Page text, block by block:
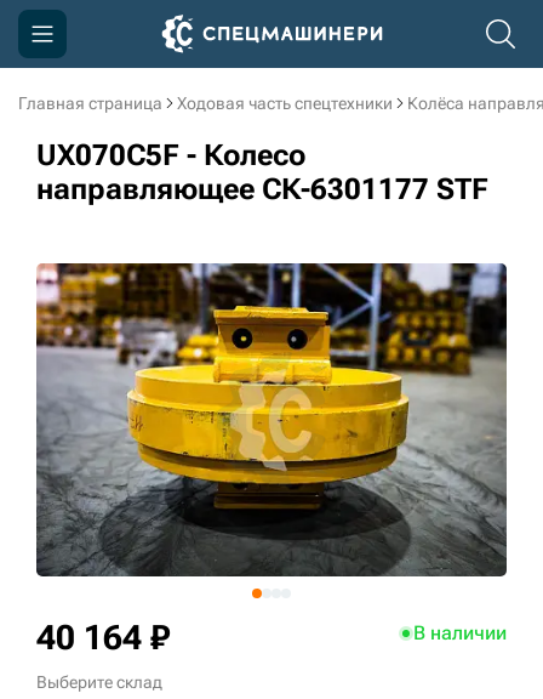
Главная страница Ходовая часть спецтехники Колёса
UX070C5F - Колесо
направляющее СК-6301177 STF
40 164 ₽ В наличии
Выберите склад
Компания
Акции
Информация
Контакты
3D тур по производству
3D тур по складам
sksale@skdst.ru
+7 (499) 394-50-93